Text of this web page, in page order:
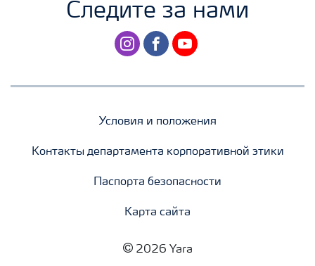
Следите за нами
instagramfacebookyoutube
Условия и положения
Контакты департамента корпоративной этики
Паспорта безопасности
Карта сайта
2026 Yara